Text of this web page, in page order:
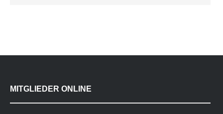
MITGLIEDER ONLINE